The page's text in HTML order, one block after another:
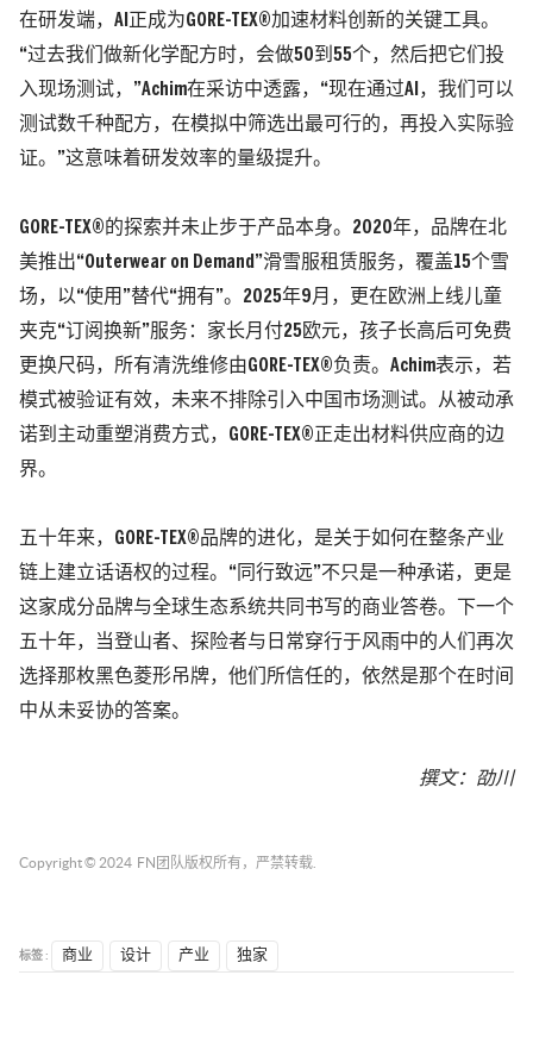
在研发端，AI正成为GORE-TEX®加速材料创新的关键工具。
“过去我们做新化学配方时，会做50到55个，然后把它们投
入现场测试，”Achim在采访中透露，“现在通过AI，我们可以
测试数千种配方，在模拟中筛选出最可行的，再投入实际验
证。”这意味着研发效率的量级提升。
GORE-TEX®的探索并未止步于产品本身。2020年，品牌在北
美推出“Outerwear on Demand”滑雪服租赁服务，覆盖15个雪
场，以“使用”替代“拥有”。2025年9月，更在欧洲上线儿童
夹克“订阅换新”服务：家长月付25欧元，孩子长高后可免费
更换尺码，所有清洗维修由GORE-TEX®负责。Achim表示，若
模式被验证有效，未来不排除引入中国市场测试。从被动承
诺到主动重塑消费方式，GORE-TEX®正走出材料供应商的边
界。
五十年来，GORE-TEX®品牌的进化，是关于如何在整条产业
链上建立话语权的过程。“同行致远”不只是一种承诺，更是
这家成分品牌与全球生态系统共同书写的商业答卷。下一个
五十年，当登山者、探险者与日常穿行于风雨中的人们再次
选择那枚黑色菱形吊牌，他们所信任的，依然是那个在时间
中从未妥协的答案。
撰文： 劭川
Copyright © 2024 FN团队 版权所有，严禁转载.
标签 : 商业 设计 产业 独家